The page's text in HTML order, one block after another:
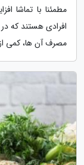
مطمئنا با تماشا
افرادی هستند که
مصرف آن ها، کمی